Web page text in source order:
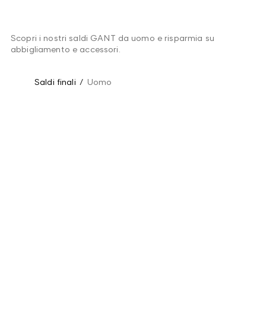
Scopri i nostri saldi GANT da uomo e risparmia su
abbigliamento e accessori.
Saldi finali / Uomo